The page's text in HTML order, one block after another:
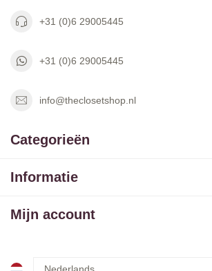
+31 (0)6 29005445
+31 (0)6 29005445
info@theclosetshop.nl
Categorieën
Informatie
Mijn account